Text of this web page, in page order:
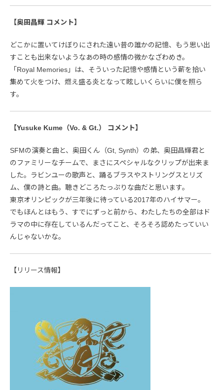
【奥田昌輝 コメント】
どこかに置いてけぼりにされた遠い昔の誰かの記憶、もう思い出
すことも出来ないようなあの時の感情の微かなざわめき。
「Royal Memories」は、そういった記憶や感情という薪を拾い
集めて火をつけ、燃え盛る炎となって眩しいくらいに僕を照ら
す。
【Yusuke Kume（Vo. & Gt.） コメント】
SFMの演奏と曲と、奥田くん（Gt, Synth）の弟、奥田昌輝君と
のファミリーなチームで、まさにスペシャルなクリップが出来ま
した。ラビンユーの歌声と、踊るブラスやストリングスとリズ
ム、僕の詩と曲。聴きどころたっぷりな曲だと思います。
東京オリンピックが三年後に待っている2017年のハイサマー。
でもほんとはもう、すでにずっと前から、わたしたちの全部はド
ラマの中に存在しているんだってこと、そろそろ認めたっていい
んじゃないかな。
【リリース情報】